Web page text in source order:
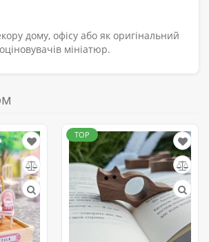
дому, офісу або як оригінальний
мініатюр.
TOP